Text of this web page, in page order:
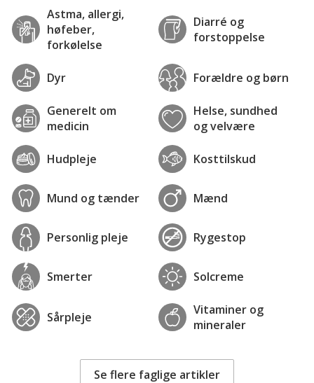
Astma, allergi,
høfeber,
forkølelse
Diarré og
forstoppelse
Dyr Forældre og børn
Generelt om
medicin
Helse, sundhed
og velvære
Hudpleje Kosttilskud
Mund og tænder Mænd
Personlig pleje Rygestop
Smerter Solcreme
Sårpleje
Vitaminer og
mineraler
Se flere faglige artikler